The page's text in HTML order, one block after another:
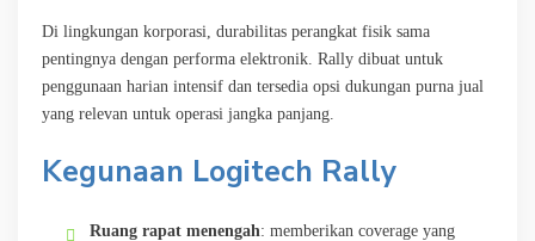
Di lingkungan korporasi, durabilitas perangkat fisik sama
pentingnya dengan performa elektronik. Rally dibuat untuk
penggunaan harian intensif dan tersedia opsi dukungan purna jual
yang relevan untuk operasi jangka panjang.
Kegunaan Logitech Rally
Ruang rapat menengah: memberikan coverage yang